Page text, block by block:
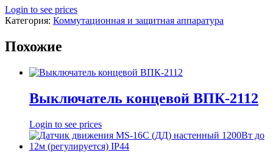
Login to see prices
Категория: Коммутационная и защитная аппаратура
Похожие
Выключатель концевой ВПК-2112
Login to see prices